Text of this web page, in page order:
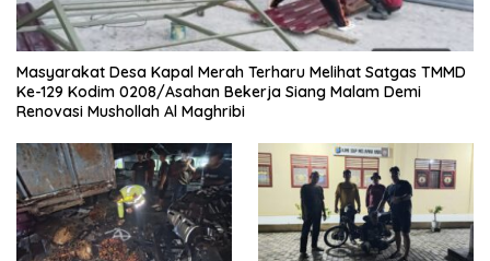
Masyarakat Desa Kapal Merah Terharu Melihat Satgas TMMD
Ke-129 Kodim 0208/Asahan Bekerja Siang Malam Demi
Renovasi Mushollah Al Maghribi